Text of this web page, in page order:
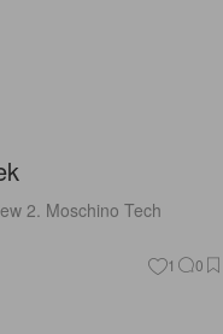
2. Moschino Tech
1 0